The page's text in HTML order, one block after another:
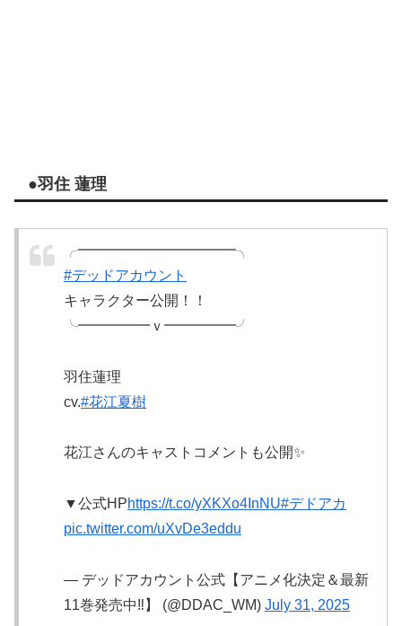
●羽住 蓮理
╭━━━━━━━━━━━╮
#デッドアカウント
キャラクター公開！！
╰━━━━━ｖ━━━━━╯
羽住蓮理
cv.#花江夏樹
花江さんのキャストコメントも公開✨
▼公式HPhttps://t.co/yXKXo4InNU#デドアカ
pic.twitter.com/uXvDe3eddu
— デッドアカウント公式【アニメ化決定＆最新
11巻発売中‼️】 (@DDAC_WM) July 31, 2025